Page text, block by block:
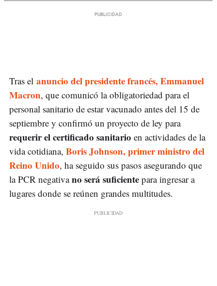
Tras el anuncio del presidente francés, Emmanuel
Macron, que comunicó la obligatoriedad para el
personal sanitario de estar vacunado antes del 15 de
septiembre y confirmó un proyecto de ley para
requerir el certificado sanitario en actividades de la
vida cotidiana, Boris Johnson, primer ministro del
Reino Unido, ha seguido sus pasos asegurando que
la PCR negativano será suficiente para ingresar a
lugares donde se reúnen grandes multitudes.